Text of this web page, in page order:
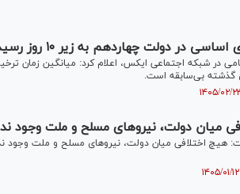
دولت چهاردهم به زیر ۱۰ روز رسیده است
گذشته بی‌سابقه است.
میان دولت، نیرو‌های مسلح و ملت وجود
هیچ اختلافی میان دولت، نیرو‌های مسلح و ملت وجود